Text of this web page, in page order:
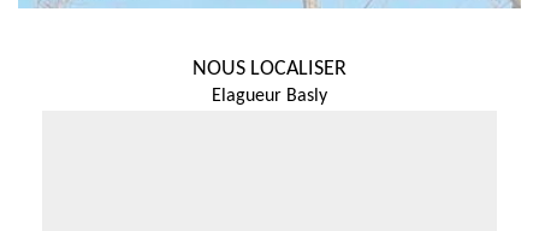
NOUS LOCALISER
Elagueur Basly